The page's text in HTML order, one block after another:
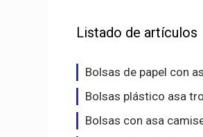
Listado de artículos
Bolsas de papel con
Bolsas plástico asa
Bolsas con asa